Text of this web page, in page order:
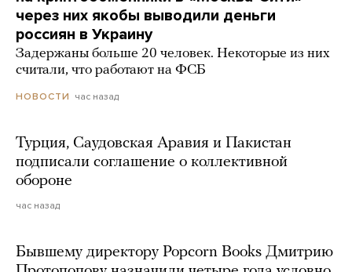
через них якобы выводили деньги
россиян в Украину
Задержаны больше 20 человек. Некоторые из них
считали, что работают на ФСБ
НОВОСТИ час назад
Турция, Саудовская Аравия и Пакистан
подписали соглашение о коллективной
обороне
час назад
Бывшему директору Popcorn Books Дмитрию